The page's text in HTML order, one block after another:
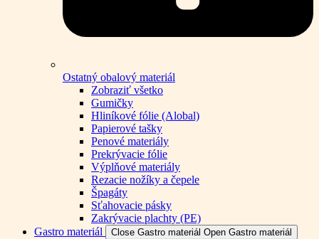
Ostatný obalový materiál
Zobraziť všetko
Gumičky
Hliníkové fólie (Alobal)
Papierové tašky
Penové materiály
Prekrývacie fólie
Výplňové materiály
Rezacie nožíky a čepele
Špagáty
Sťahovacie pásky
Zakrývacie plachty (PE)
Gastro materiál
Close Gastro materiál Open Gastro materiál